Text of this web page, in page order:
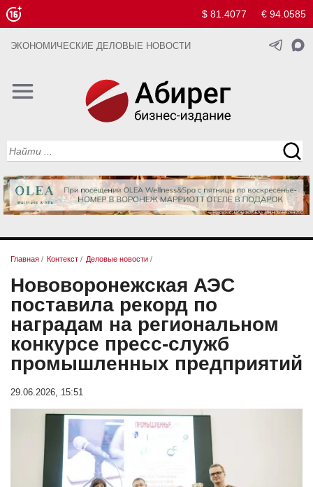
$ 81.4077 € 94.0585
ЭКОНОМИЧЕСКИЕ ДЕЛОВЫЕ НОВОСТИ
Главная / Контекст / Деловые новости /
Нововоронежская АЭС
поставила рекорд по
наградам на региональном
конкурсе пресс-служб
промышленных предприятий
29.06.2026, 15:51